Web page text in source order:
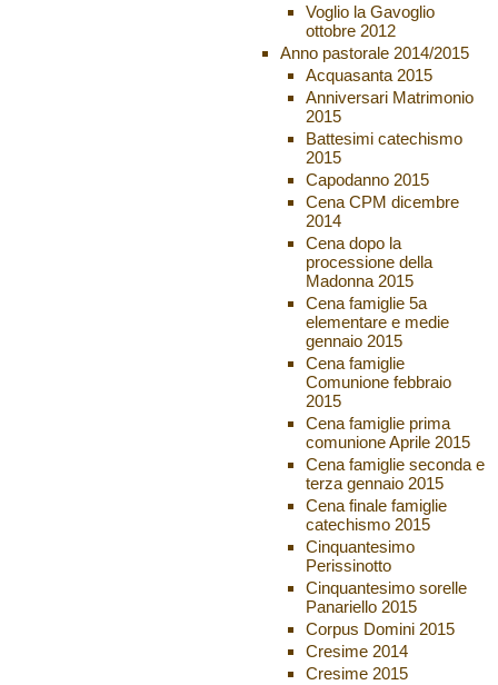
Voglio la Gavoglio
ottobre 2012
Anno pastorale 2014/2015
Acquasanta 2015
Anniversari Matrimonio
2015
Battesimi catechismo
2015
Capodanno 2015
Cena CPM dicembre
2014
Cena dopo la
processione della
Madonna 2015
Cena famiglie 5a
elementare e medie
gennaio 2015
Cena famiglie
Comunione febbraio
2015
Cena famiglie prima
comunione Aprile 2015
Cena famiglie seconda e
terza gennaio 2015
Cena finale famiglie
catechismo 2015
Cinquantesimo
Perissinotto
Cinquantesimo sorelle
Panariello 2015
Corpus Domini 2015
Cresime 2014
Cresime 2015